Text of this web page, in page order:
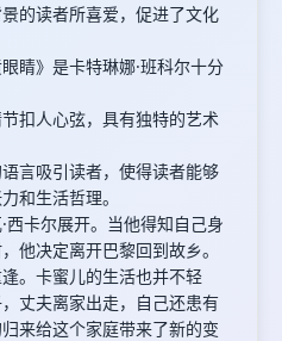
的读者所喜爱，促进了文化
睛》是卡特琳娜·班科尔十分
扣人心弦，具有独特的艺术
言吸引读者，使得读者能够
和生活哲理。
西卡尔展开。当他得知自己身
他决定离开巴黎回到故乡。
。卡蜜儿的生活也并不轻
丈夫离家出走，自己还患有
来给这个家庭带来了新的变